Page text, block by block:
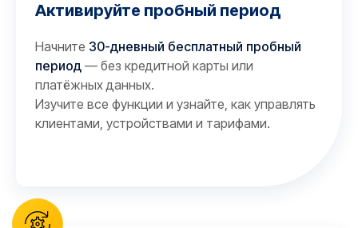
Активируйте пробный период
Начните 30-дневный бесплатный пробный
период — без кредитной карты или
платёжных данных.
Изучите все функции и узнайте, как управлять
клиентами, устройствами и тарифами.